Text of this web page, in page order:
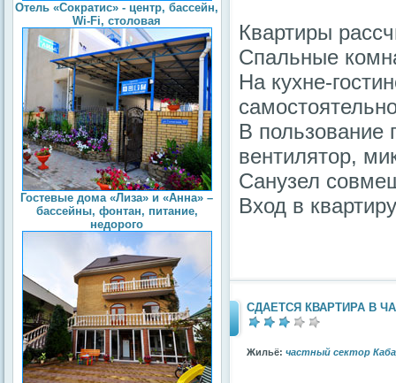
Отель «Сократис» - центр, бассейн,
Wi-Fi, столовая
Гостевые дома «Лиза» и «Анна» –
бассейны, фонтан, питание,
недорого
Квартиры
Спальные
На кухне-
В пользование
вентилятор,
Санузел
Вход в
СДАЕТСЯ КВАРТИРА В
Жильё: частный сектор